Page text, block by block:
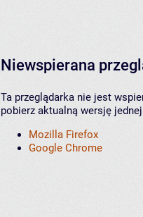
Niewspierana
Ta przeglądarka nie jest
pobierz aktualną wersję
Mozilla Firefox
Google Chrome